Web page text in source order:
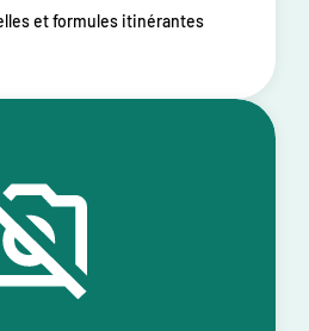
et formules itinérantes